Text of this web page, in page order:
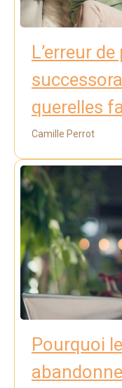
L’erreur
querelles
Camille Perrot
Pourquoi